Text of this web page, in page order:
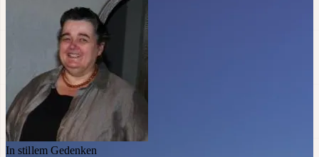
In stillem Gedenken